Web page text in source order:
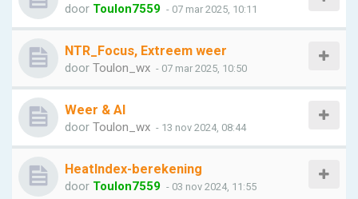
door Toulon7559 - 07 mar 2025, 10:11
NTR_Focus, Extreem weer
door Toulon_wx - 07 mar 2025, 10:50
Weer & AI
door Toulon_wx - 13 nov 2024, 08:44
HeatIndex-berekening
door Toulon7559 - 03 nov 2024, 11:55